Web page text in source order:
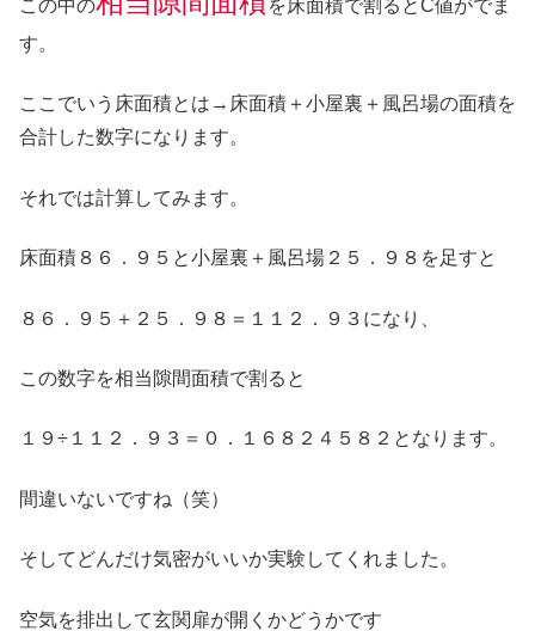
この中の
を床面積で割るとC値がでま
す。
ここでいう床面積とは→床面積＋小屋裏＋風呂場の面積を
合計した数字になります。
それでは計算してみます。
床面積８６．９５と小屋裏＋風呂場２５．９８を足すと
８６．９５＋２５．９８＝１１２．９３になり、
この数字を相当隙間面積で割ると
１９÷１１２．９３＝０．１６８２４５８２となります。
間違いないですね（笑）
そしてどんだけ気密がいいか実験してくれました。
空気を排出して玄関扉が開くかどうかです